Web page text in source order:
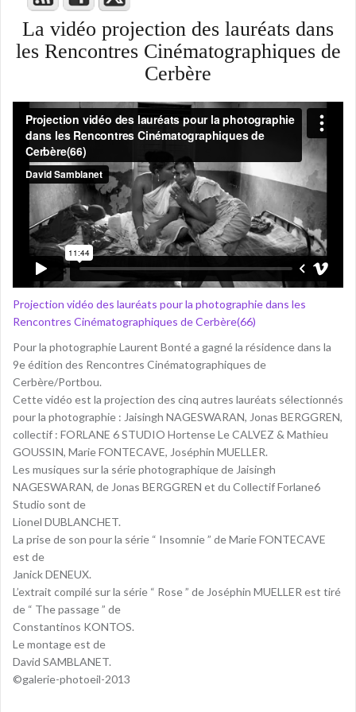
La vidéo projection des lauréats dans
les Rencontres Cinématographiques de
Cerbère
Projection vidéo des lauréats pour la photographie dans les
Rencontres Cinématographiques de Cerbère(66)
Pour la photographie Laurent Bonté a gagné la résidence dans la
9e édition des Rencontres Cinématographiques de
Cerbère/Portbou.
Cette vidéo est la projection des cinq autres lauréats sélectionnés
pour la photographie : Jaisingh NAGESWARAN, Jonas BERGGREN,
collectif : FORLANE 6 STUDIO Hortense Le CALVEZ & Mathieu
GOUSSIN, Marie FONTECAVE, Joséphin MUELLER.
Les musiques sur la série photographique de Jaisingh
NAGESWARAN, de Jonas BERGGREN et du Collectif Forlane6
Studio sont de
Lionel DUBLANCHET.
La prise de son pour la série “ Insomnie ” de Marie FONTECAVE
est de
Janick DENEUX.
L’extrait compilé sur la série “ Rose ” de Joséphin MUELLER est tiré
de “ The passage ” de
Constantinos KONTOS.
Le montage est de
David SAMBLANET.
©galerie-photoeil-2013